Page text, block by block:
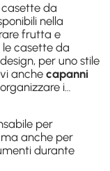
casette da
nella
frutta e
casette da
per uno stile
anchecapanni
i
per
ma anche per
durante